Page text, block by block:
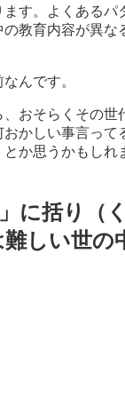
す。よくあるパ
教育内容が異な
んです。
おそらくその世
かしい事言って
か思うかもしれ
に括り（
しい世の